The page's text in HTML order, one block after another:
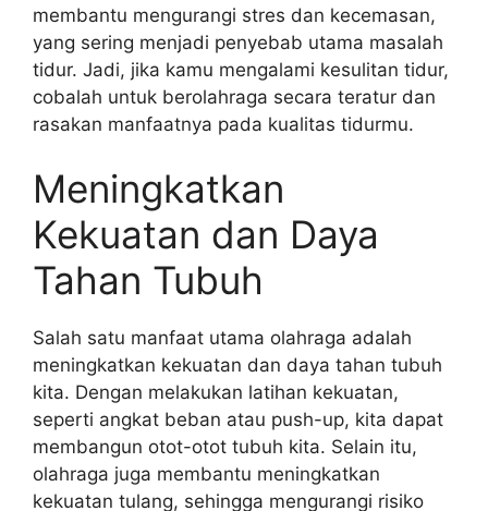
membantu mengurangi stres dan kecemasan,
yang sering menjadi penyebab utama masalah
tidur. Jadi, jika kamu mengalami kesulitan tidur,
cobalah untuk berolahraga secara teratur dan
rasakan manfaatnya pada kualitas tidurmu.
Meningkatkan
Kekuatan dan Daya
Tahan Tubuh
Salah satu manfaat utama olahraga adalah
meningkatkan kekuatan dan daya tahan tubuh
kita. Dengan melakukan latihan kekuatan,
seperti angkat beban atau push-up, kita dapat
membangun otot-otot tubuh kita. Selain itu,
olahraga juga membantu meningkatkan
kekuatan tulang, sehingga mengurangi risiko